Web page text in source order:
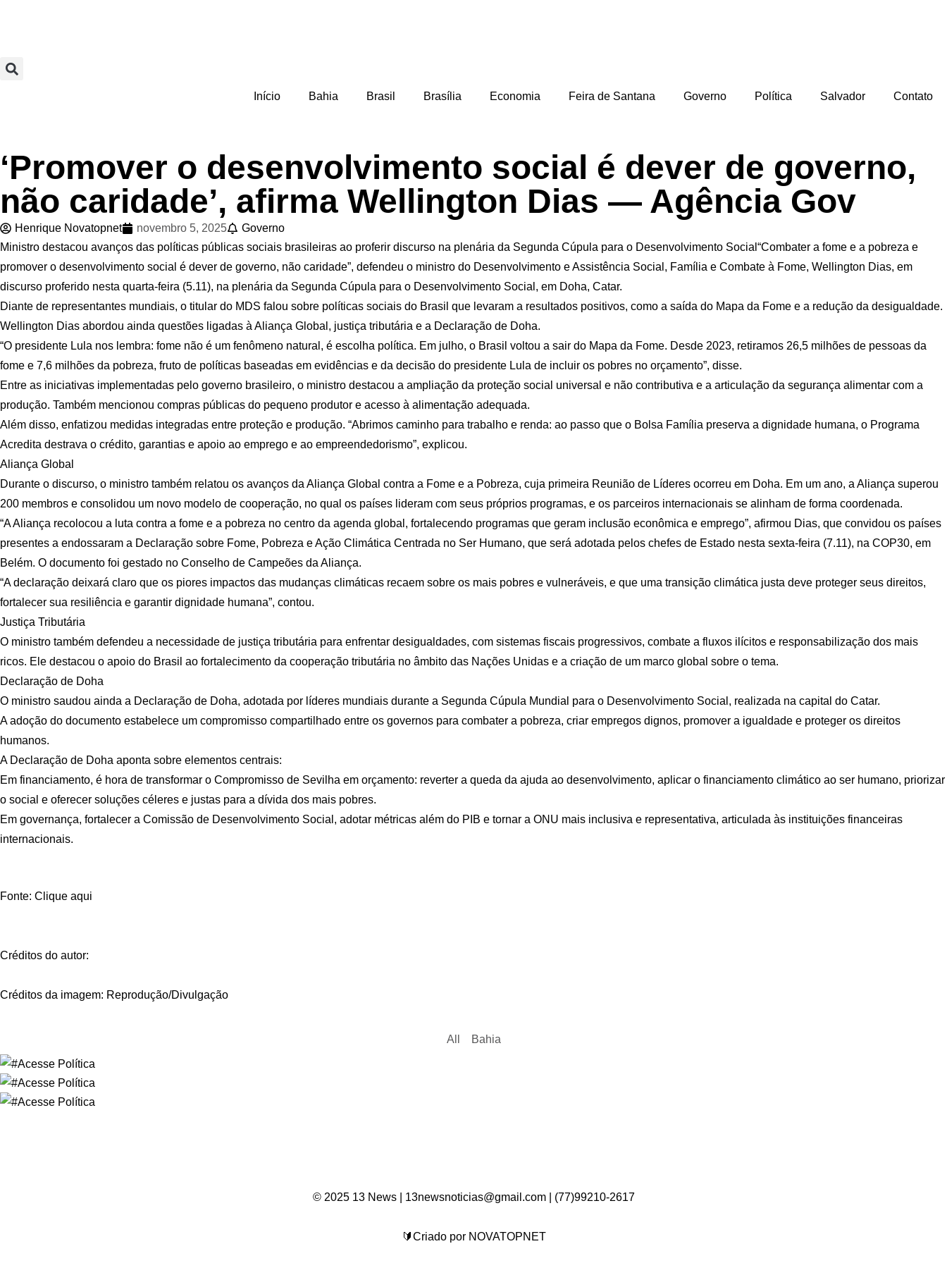
Início Bahia Brasil Brasília Economia Feira de Santana Governo Política Salvador Contato
‘Promover o desenvolvimento social é dever de governo,
não caridade’, afirma Wellington Dias — Agência Gov
Henrique Novatopnet novembro 5, 2025
Governo
Ministro destacou avanços das políticas públicas sociais brasileiras ao proferir discurso na plenária da Segunda Cúpula para o Desenvolvimento Social“Combater a fome e a pobreza e
promover o desenvolvimento social é dever de governo, não caridade”, defendeu o ministro do Desenvolvimento e Assistência Social, Família e Combate à Fome, Wellington Dias, em
discurso proferido nesta quarta-feira (5.11), na plenária da Segunda Cúpula para o Desenvolvimento Social, em Doha, Catar.
Diante de representantes mundiais, o titular do MDS falou sobre políticas sociais do Brasil que levaram a resultados positivos, como a saída do Mapa da Fome e a redução da desigualdade.
Wellington Dias abordou ainda questões ligadas à Aliança Global, justiça tributária e a Declaração de Doha.
“O presidente Lula nos lembra: fome não é um fenômeno natural, é escolha política. Em julho, o Brasil voltou a sair do Mapa da Fome. Desde 2023, retiramos 26,5 milhões de pessoas da
fome e 7,6 milhões da pobreza, fruto de políticas baseadas em evidências e da decisão do presidente Lula de incluir os pobres no orçamento”, disse.
Entre as iniciativas implementadas pelo governo brasileiro, o ministro destacou a ampliação da proteção social universal e não contributiva e a articulação da segurança alimentar com a
produção. Também mencionou compras públicas do pequeno produtor e acesso à alimentação adequada.
Além disso, enfatizou medidas integradas entre proteção e produção. “Abrimos caminho para trabalho e renda: ao passo que o Bolsa Família preserva a dignidade humana, o Programa
Acredita destrava o crédito, garantias e apoio ao emprego e ao empreendedorismo”, explicou.
Aliança Global
Durante o discurso, o ministro também relatou os avanços da Aliança Global contra a Fome e a Pobreza, cuja primeira Reunião de Líderes ocorreu em Doha. Em um ano, a Aliança superou
200 membros e consolidou um novo modelo de cooperação, no qual os países lideram com seus próprios programas, e os parceiros internacionais se alinham de forma coordenada.
“A Aliança recolocou a luta contra a fome e a pobreza no centro da agenda global, fortalecendo programas que geram inclusão econômica e emprego”, afirmou Dias, que convidou os países
presentes a endossaram a Declaração sobre Fome, Pobreza e Ação Climática Centrada no Ser Humano, que será adotada pelos chefes de Estado nesta sexta-feira (7.11), na COP30, em
Belém. O documento foi gestado no Conselho de Campeões da Aliança.
“A declaração deixará claro que os piores impactos das mudanças climáticas recaem sobre os mais pobres e vulneráveis, e que uma transição climática justa deve proteger seus direitos,
fortalecer sua resiliência e garantir dignidade humana”, contou.
Justiça Tributária
O ministro também defendeu a necessidade de justiça tributária para enfrentar desigualdades, com sistemas fiscais progressivos, combate a fluxos ilícitos e responsabilização dos mais
ricos. Ele destacou o apoio do Brasil ao fortalecimento da cooperação tributária no âmbito das Nações Unidas e a criação de um marco global sobre o tema.
Declaração de Doha
O ministro saudou ainda a Declaração de Doha, adotada por líderes mundiais durante a Segunda Cúpula Mundial para o Desenvolvimento Social, realizada na capital do Catar.
A adoção do documento estabelece um compromisso compartilhado entre os governos para combater a pobreza, criar empregos dignos, promover a igualdade e proteger os direitos
humanos.
A Declaração de Doha aponta sobre elementos centrais:
Em financiamento, é hora de transformar o Compromisso de Sevilha em orçamento: reverter a queda da ajuda ao desenvolvimento, aplicar o financiamento climático ao ser humano, priorizar
o social e oferecer soluções céleres e justas para a dívida dos mais pobres.
Em governança, fortalecer a Comissão de Desenvolvimento Social, adotar métricas além do PIB e tornar a ONU mais inclusiva e representativa, articulada às instituições financeiras
internacionais.
Fonte: Clique aqui
Créditos do autor:
Créditos da imagem: Reprodução/Divulgação
All Bahia
© 2025 13 News | 13newsnoticias@gmail.com | (77)99210-2617
🔰Criado por NOVATOPNET